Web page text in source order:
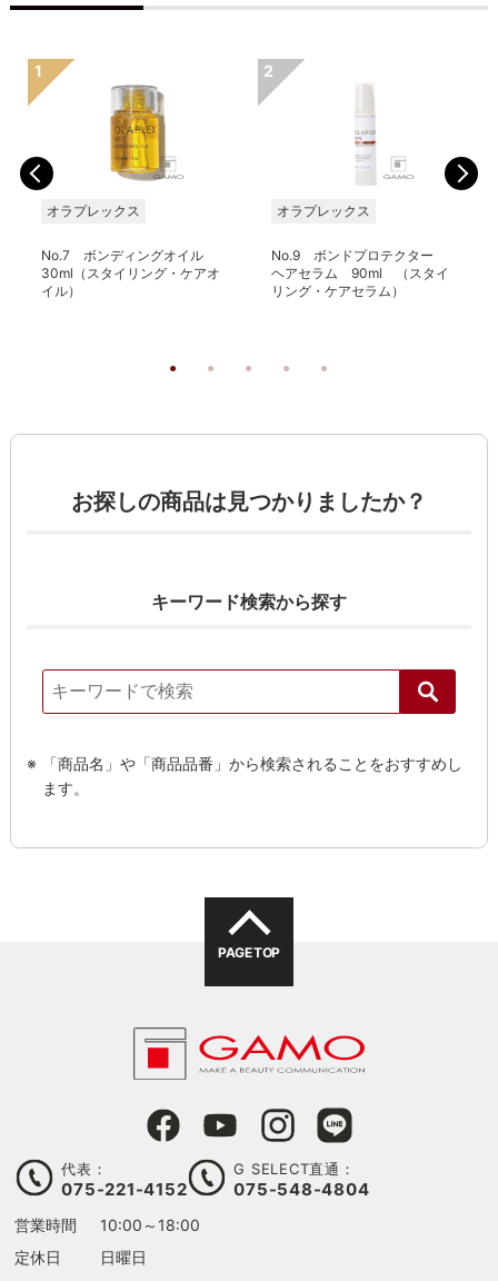
オラプレックス
No.7 ボンディングオイル
30ml（スタイリング・ケアオ
イル）
オラプレックス
No.9 ボンドプロテクター
ヘアセラム 90ml （スタイ
リング・ケアセラム）
お探しの商品は見つかりましたか？
キーワード検索から探す
「商品名」や「商品品番」から検索されることをおすすめし
ます。
PAGE TOP
代表：
075-221-4152
G SELECT直通：
075-548-4804
営業時間
10:00～18:00
定休日
日曜日